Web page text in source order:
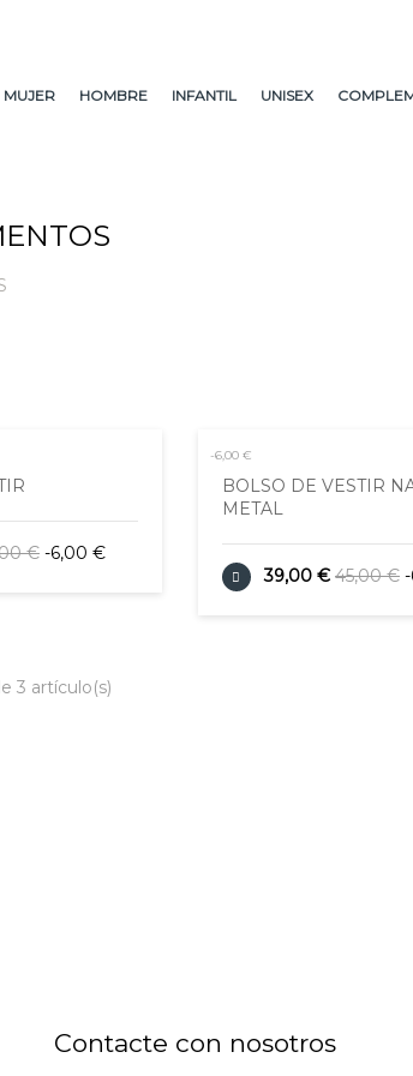
MUJER HOMBRE INFANTIL UNISEX
€ -6,00 €
-6,00 €
BOLSO DE VESTIR
METAL
39,00 € 45,00 €
3 artículo(s)
Contacte con nosotros